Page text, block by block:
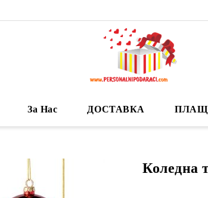
За Нас ДОСТАВКА
Коледна